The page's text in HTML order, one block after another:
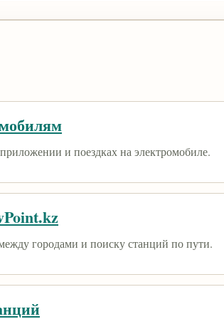
и поездках на электромобиле.
городами и поиску станций по пути.